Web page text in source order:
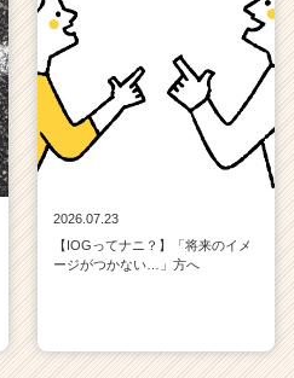
2026.07.23
【IOGってナニ？】「将来のイメ
ージがつかない…」方へ